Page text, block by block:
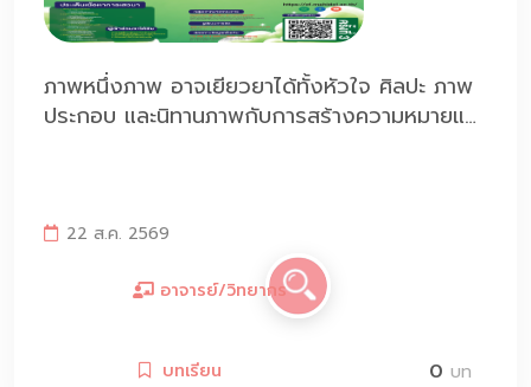
ภาพหนึ่งภาพ อาจเยียวยาได้ทั้งหัวใจ ศิลปะ ภาพ
ประกอบ และนิทานภาพกับการสร้างความหมายและ
22 ส.ค. 2569
อาจารย์/วิทยากร
บทเรียน 0 บท